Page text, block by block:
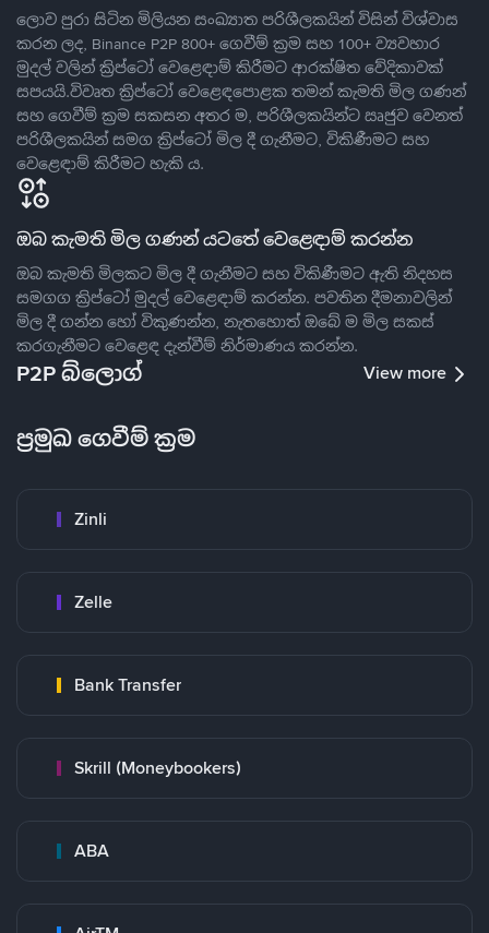
ලොව පුරා සිටින මිලියන සංඛ්‍යාත පරිශීලකයින් විසින් විශ්වාස
කරන ලද, Binance P2P 800+ ගෙවීම් ක්‍රම සහ 100+ ව්‍යවහාර
මුදල් වලින් ක්‍රිප්ටෝ වෙළෙඳාම් කිරීමට ආරක්ෂිත වේදිකාවක්
සපයයි.විවෘත ක්‍රිප්ටෝ වෙළෙඳපොළක තමන් කැමති මිල ගණන්
සහ ගෙවීම් ක්‍රම සකසන අතර ම, පරිශීලකයින්ට ඍජුව වෙනත්
පරිශීලකයින් සමග ක්‍රිප්ටෝ මිල දී ගැනීමට, විකිණීමට සහ
වෙළෙඳාම් කිරීමට හැකි ය.
ඔබ කැමති මිල ගණන් යටතේ වෙළෙඳාම් කරන්න
ඔබ කැමති මිලකට මිල දී ගැනීමට සහ විකිණීමට ඇති නිදහස
සමගග ක්‍රිප්ටෝ මුදල් වෙළෙඳාම් කරන්න. පවතින දීමනාවලින්
මිල දී ගන්න හෝ විකුණන්න, නැතහොත් ඔබේ ම මිල සකස්
කරගැනීමට වෙළෙඳ දැන්වීම් නිර්මාණය කරන්න.
P2P බ්ලොග් View more
ප්‍රමුඛ ගෙවීම් ක්‍රම
Zinli
Zelle
Bank Transfer
Skrill (Moneybookers)
ABA